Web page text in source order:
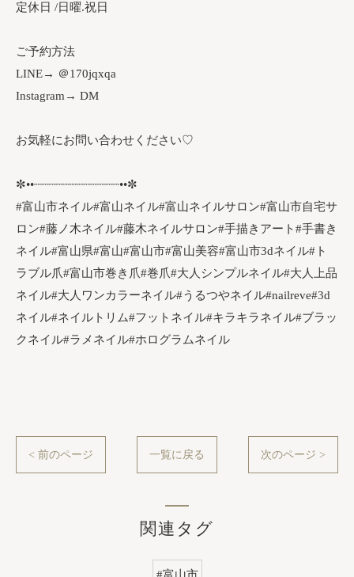
定休日 /日曜.祝日
ご予約方法
LINE→ ＠170jqxqa
Instagram→ DM
お気軽にお問い合わせください♡
✼••┈┈┈┈┈┈┈┈┈┈┈┈••✼
#富山市ネイル#富山ネイル#富山ネイルサロン#富山市自宅サ
ロン#藤ノ木ネイル#藤木ネイルサロン#手描きアート#手書き
ネイル#富山県#富山#富山市#富山美容#富山市3dネイル#ト
ラブル爪#富山市巻き爪#巻爪#大人シンプルネイル#大人上品
ネイル#大人ワンカラーネイル#うるつやネイル#nailreve#3d
ネイル#ネイルトリム#フットネイル#キラキラネイル#ブラッ
クネイル#ラメネイル#ホログラムネイル
< 前のページ 一覧に戻る 次のページ >
関連タグ